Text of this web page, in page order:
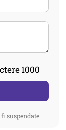
1000
suspendate